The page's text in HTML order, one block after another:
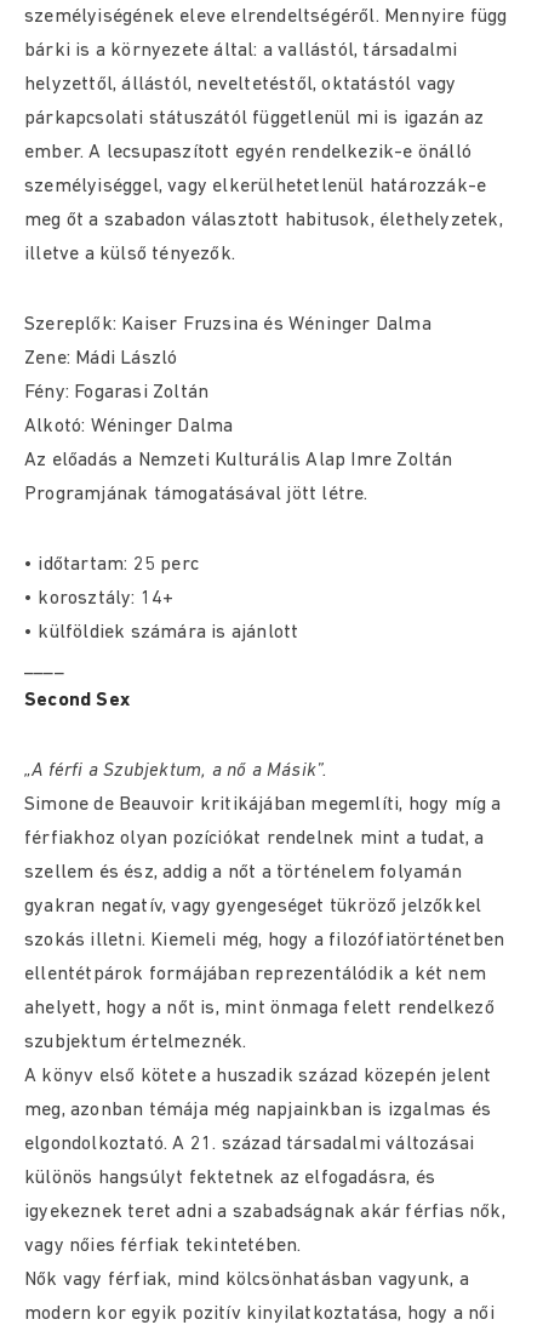
személyiségének eleve elrendeltségéről. Mennyire függ
bárki is a környezete által: a vallástól, társadalmi
helyzettől, állástól, neveltetéstől, oktatástól vagy
párkapcsolati státuszától függetlenül mi is igazán az
ember. A lecsupaszított egyén rendelkezik-e önálló
személyiséggel, vagy elkerülhetetlenül határozzák-e
meg őt a szabadon választott habitusok, élethelyzetek,
illetve a külső tényezők.
Szereplők: Kaiser Fruzsina és Wéninger Dalma
Zene: Mádi László
Fény: Fogarasi Zoltán
Alkotó: Wéninger Dalma
Az előadás a Nemzeti Kulturális Alap Imre Zoltán
Programjának támogatásával jött létre.
• időtartam: 25 perc
• korosztály: 14+
• külföldiek számára is ajánlott
Second Sex
„A férfi a Szubjektum, a nő a Másik”.
Simone de Beauvoir kritikájában megemlíti, hogy míg a
férfiakhoz olyan pozíciókat rendelnek mint a tudat, a
szellem és ész, addig a nőt a történelem folyamán
gyakran negatív, vagy gyengeséget tükröző jelzőkkel
szokás illetni. Kiemeli még, hogy a filozófiatörténetben
ellentétpárok formájában reprezentálódik a két nem
ahelyett, hogy a nőt is, mint önmaga felett rendelkező
szubjektum értelmeznék.
A könyv első kötete a huszadik század közepén jelent
meg, azonban témája még napjainkban is izgalmas és
elgondolkoztató. A 21. század társadalmi változásai
különös hangsúlyt fektetnek az elfogadásra, és
igyekeznek teret adni a szabadságnak akár férfias nők,
vagy nőies férfiak tekintetében.
Nők vagy férfiak, mind kölcsönhatásban vagyunk, a
modern kor egyik pozitív kinyilatkoztatása, hogy a női